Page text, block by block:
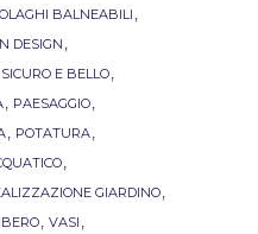
BALNEABILI ,
DESIGN ,
E BELLO,
, PAESAGGIO,
, POTATURA,
,
GIARDINO,
, VASI ,